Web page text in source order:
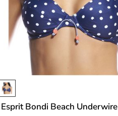
Esprit Bondi Beach